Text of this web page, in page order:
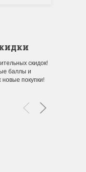
скидок!
баллы и
покупки!